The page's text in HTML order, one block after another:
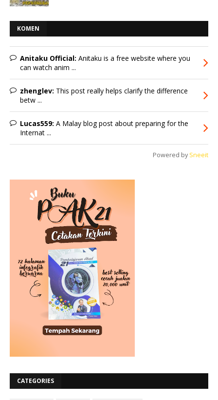
KOMEN
Anitaku Official: Anitaku is a free website where you
can watch anim ...
zhenglev: This post really helps clarify the difference
betw ...
Lucas559: A Malay blog post about preparing for the
Internat ...
Powered by Sneeit
CATEGORIES